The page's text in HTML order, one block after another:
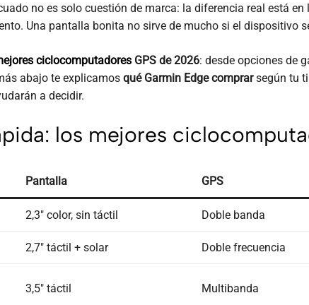
no es solo cuestión de marca: la diferencia real está
Una pantalla bonita no sirve de mucho si el dispositivo
ciclocomputadores GPS de 2026: desde opciones de
abajo te explicamos qué Garmin Edge comprarsegún tu
a decidir.
los mejores
Pantalla GPS
2,3″ color, sin táctil Doble banda
2,7″ táctil + solar Doble frecuencia
3,5″ táctil Multibanda